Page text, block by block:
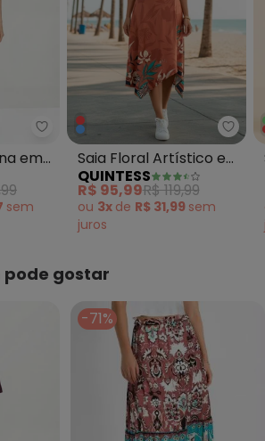
Essendi - Saia Midi Feminina
em
sem
Saia Floral Artístico em
Malha Fria
QUINTESS
R$ 95,99R$ 119,99
ou 3x de R$ 31,99 sem
juros
gostar
-71%